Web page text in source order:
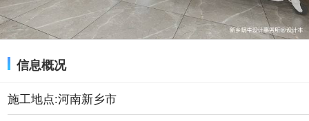
信息概况
施工地点:河南新乡市